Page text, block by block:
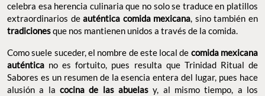
celebra esa herencia culinaria que no solo se traduce en platillos
extraordinarios deauténtica comida mexicana, sino también en
tradicionesque nos mantienen unidos a través de la comida.
Como suele suceder, el nombre de este local de comida mexicana
auténtica no es fortuito, pues resulta que Trinidad Ritual de
Sabores es un resumen de la esencia entera del lugar, pues hace
alusión a la cocina de las abuelas y, al mismo tiempo, a los